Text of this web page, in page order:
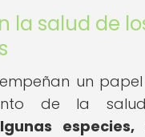
la salud de
un
de la
especies,